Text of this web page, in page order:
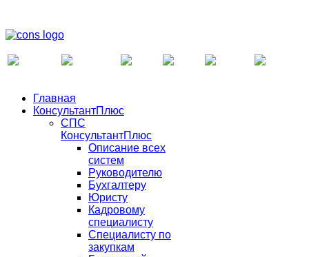
Главная
КонсультантПлюс
СПС
КонсультантПлюс
Описание всех
систем
Руководителю
Бухгалтеру
Юристу
Кадровому
специалисту
Специалисту по
закупкам